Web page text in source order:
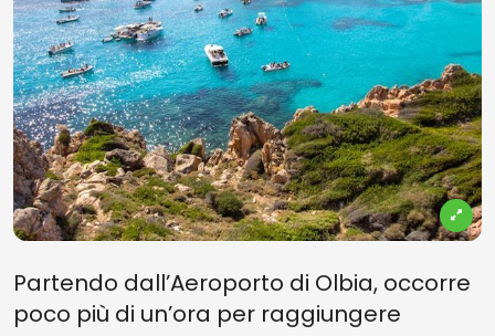
Partendo dall’Aeroporto di Olbia, occorre
poco più di un’ora per raggiungere